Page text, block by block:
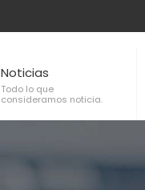
Noticias
Todo lo que
consideramos noticia.